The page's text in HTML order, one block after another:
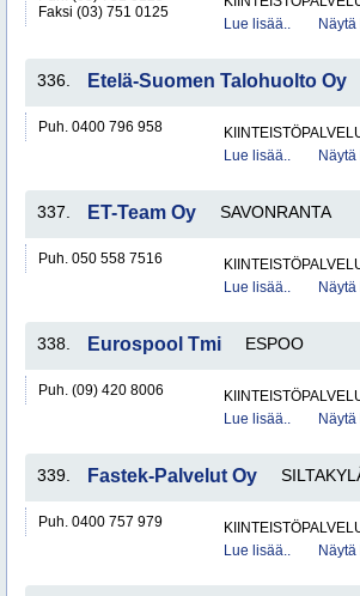
Faksi (03) 751 0125
Lue lisää..
336. Etelä-Suomen Talohuolto Oy
Puh. 0400 796 958
Lue lisää..
337. ET-Team Oy SAVONRANTA
Puh. 050 558 7516
Lue lisää..
338. Eurospool Tmi ESPOO
Puh. (09) 420 8006
Lue lisää..
339. Fastek-Palvelut Oy
Puh. 0400 757 979
Lue lisää..